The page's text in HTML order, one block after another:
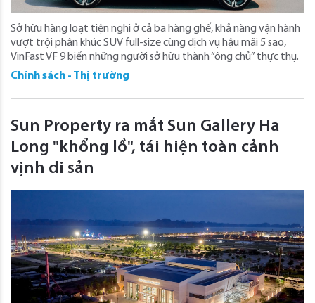
Sở hữu hàng loạt tiện nghi ở cả ba hàng ghế, khả năng vận hành
vượt trội phân khúc SUV full-size cùng dịch vụ hậu mãi 5 sao,
VinFast VF 9 biến những người sở hữu thành “ông chủ” thực thụ.
Chính sách - Thị trường
Sun Property ra mắt Sun Gallery Ha
Long "khổng lồ", tái hiện toàn cảnh
vịnh di sản